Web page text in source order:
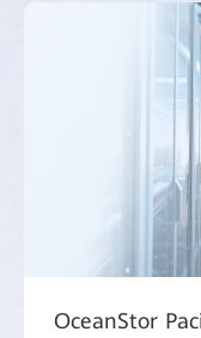
OceanStor